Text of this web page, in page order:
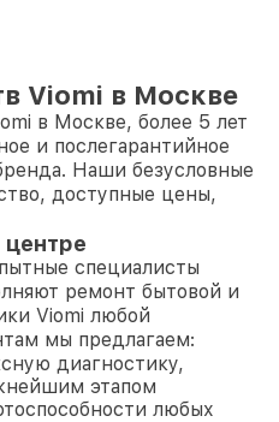
Viomi в Москве
в Москве, более 5 лет
и послегарантийное
Наши безусловные
доступные цены,
специалисты
ремонт бытовой и
Viomi любой
мы предлагаем:
диагностику,
этапом
любых